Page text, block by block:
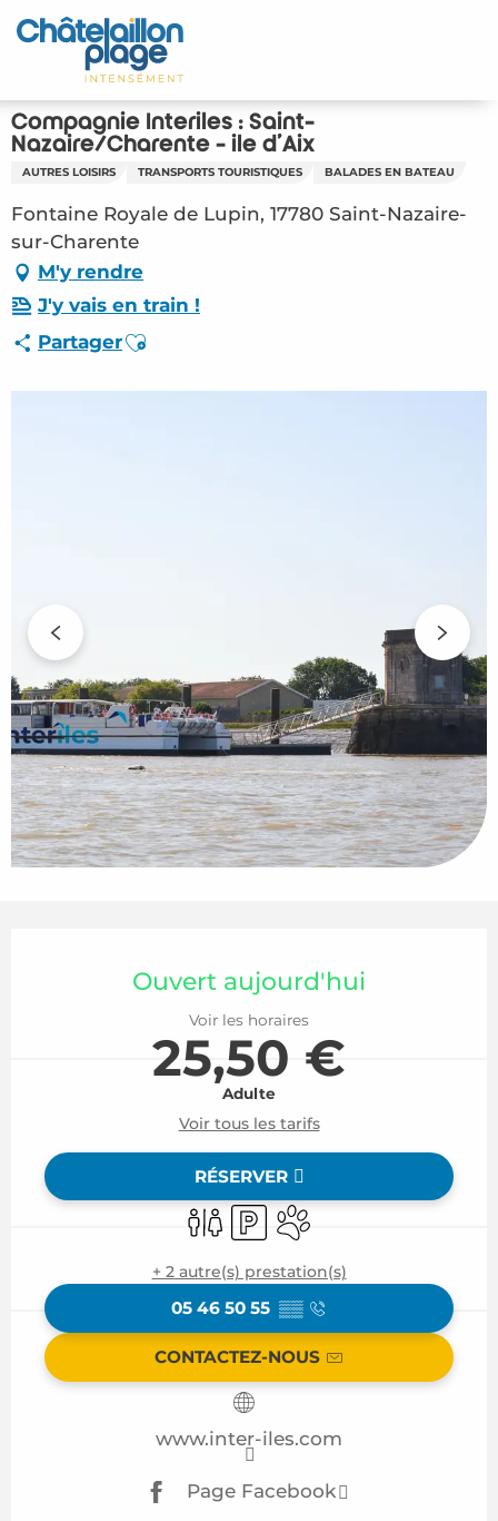
Aller
au
principal
Accueil
Découvrir
A vivre
Rendez-vous
Compagnie Interîles : Saint-
Nazaire/Charente - île d'Aix
AUTRES LOISIRS TRANSPORTS TOURISTIQUES BALADES EN BATEAU
Fontaine Royale de Lupin, 17780 Saint-Nazaire-
sur-Charente
M'y rendre
J'y vais en train !
PartagerAjouter aux favoris
Ouvert aujourd'hui
Voir les horaires
25,50 €
Adulte
Voir tous les tarifs
RÉSERVER
ToilettesParkingAnimaux acceptés
+ 2 autre(s) prestation(s)
05 46 50 55 ▒▒
CONTACTEZ-NOUS
www.inter-iles.com
Page Facebook